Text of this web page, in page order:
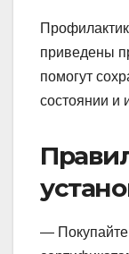
приведены
помогут
состоянии и
— Покупайте